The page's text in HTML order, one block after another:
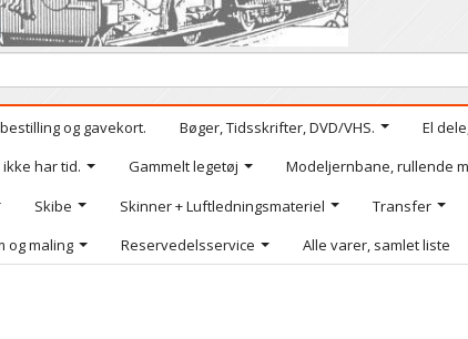
og gavekort. Bøger, Tidsskrifter, DVD/VHS.
El
har tid. Gammelt legetøj Modeljernbane, rullende
Skibe Skinner + Luftledningsmateriel Transfer
og maling Reservedelsservice Alle varer, samlet liste